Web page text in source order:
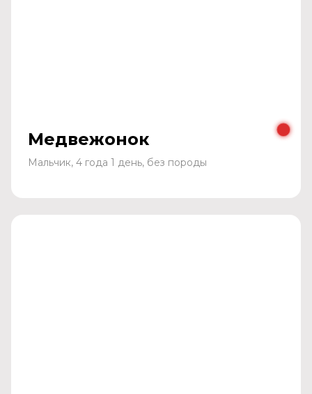
Медвежонок
Мальчик, 4 года 1 день, без породы